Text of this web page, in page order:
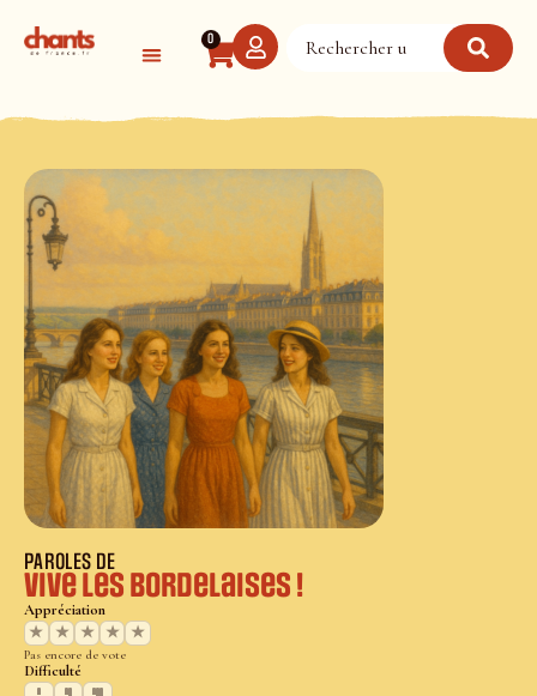
0
PAROLES DE
Vive les bordelaises !
Appréciation
★
★ ★ ★ ★
Pas encore de vote
Difficulté